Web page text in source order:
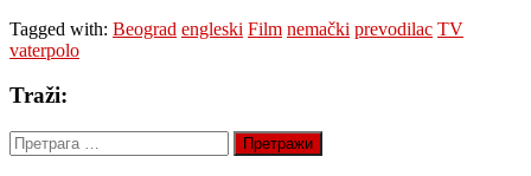
Tagged with: Beograd engleski Film nemački prevodilac TV
vaterpolo
Traži:
Претрага
за: